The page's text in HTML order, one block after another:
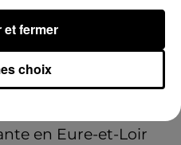
en Eure-et-Loir
choix
fermer